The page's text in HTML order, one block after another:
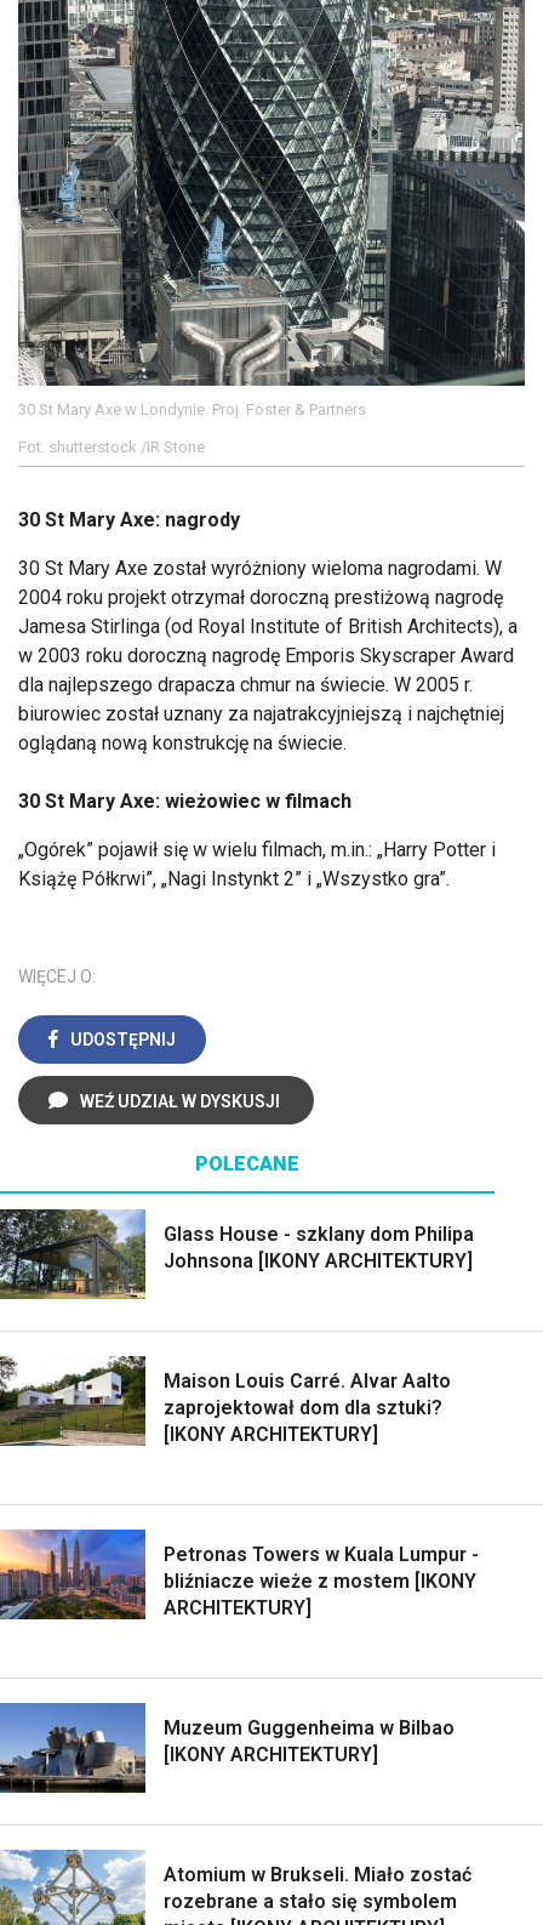
30 St Mary Axe w Londynie. Proj. Foster & Partners
Fot. shutterstock /IR Stone
30 St Mary Axe: nagrody
30 St Mary Axe został wyróżniony wieloma nagrodami. W
2004 roku projekt otrzymał doroczną prestiżową nagrodę
Jamesa Stirlinga (od Royal Institute of British Architects), a
w 2003 roku doroczną nagrodę Emporis Skyscraper Award
dla najlepszego drapacza chmur na świecie. W 2005 r.
biurowiec został uznany za najatrakcyjniejszą i najchętniej
oglądaną nową konstrukcję na świecie.
30 St Mary Axe: wieżowiec w filmach
„Ogórek” pojawił się w wielu filmach, m.in.: „Harry Potter i
Książę Półkrwi”, „Nagi Instynkt 2” i „Wszystko gra”.
WIĘCEJ O:
UDOSTĘPNIJ
WEŹ UDZIAŁ W DYSKUSJI
POLECANE
Glass House - szklany dom Philipa
Johnsona [IKONY ARCHITEKTURY]
Maison Louis Carré. Alvar Aalto
zaprojektował dom dla sztuki?
[IKONY ARCHITEKTURY]
Petronas Towers w Kuala Lumpur -
bliźniacze wieże z mostem [IKONY
ARCHITEKTURY]
Muzeum Guggenheima w Bilbao
[IKONY ARCHITEKTURY]
Atomium w Brukseli. Miało zostać
rozebrane a stało się symbolem